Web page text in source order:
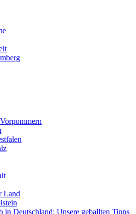
Land
in Deutschland: Unsere geballten Tipps